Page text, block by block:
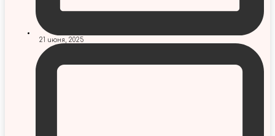
21 июня, 2025